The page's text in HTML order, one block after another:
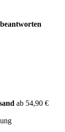
ab 54,90 €